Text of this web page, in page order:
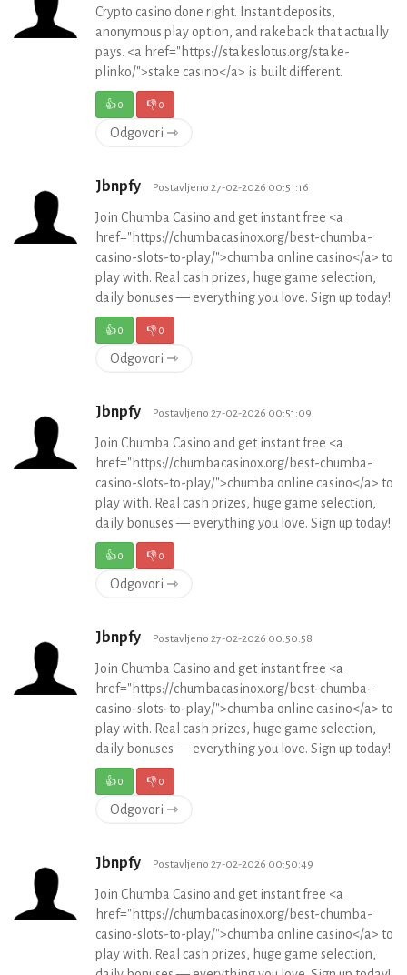
Crypto casino done right. Instant deposits,
anonymous play option, and rakeback that actually
pays. <a href="https://stakeslotus.org/stake-
plinko/">stake casino</a> is built different.
👍0 👎0
Odgovori ⇾
Jbnpfy Postavljeno 27-02-2026 00:51:16
Join Chumba Casino and get instant free <a
href="https://chumbacasinox.org/best-chumba-
casino-slots-to-play/">chumba online casino</a> to
play with. Real cash prizes, huge game selection,
daily bonuses — everything you love. Sign up today!
👍0 👎0
Odgovori ⇾
Jbnpfy Postavljeno 27-02-2026 00:51:09
Join Chumba Casino and get instant free <a
href="https://chumbacasinox.org/best-chumba-
casino-slots-to-play/">chumba online casino</a> to
play with. Real cash prizes, huge game selection,
daily bonuses — everything you love. Sign up today!
👍0 👎0
Odgovori ⇾
Jbnpfy Postavljeno 27-02-2026 00:50:58
Join Chumba Casino and get instant free <a
href="https://chumbacasinox.org/best-chumba-
casino-slots-to-play/">chumba online casino</a> to
play with. Real cash prizes, huge game selection,
daily bonuses — everything you love. Sign up today!
👍0 👎0
Odgovori ⇾
Jbnpfy Postavljeno 27-02-2026 00:50:49
Join Chumba Casino and get instant free <a
href="https://chumbacasinox.org/best-chumba-
casino-slots-to-play/">chumba online casino</a> to
play with. Real cash prizes, huge game selection,